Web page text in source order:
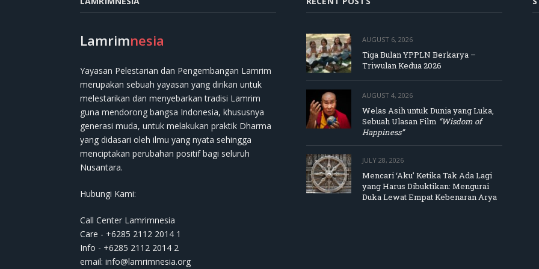
Lamrimnesia
Yayasan Pelestarian dan Pengembangan Lamrim
merupakan sebuah yayasan yang dirikan untuk
melestarikan dan menyebarkan tradisi Lamrim
guna mendorong bangsa Indonesia, khususnya
generasi muda, untuk melakukan praktik Dharma
yang didasari oleh ilmu yang nyata sehingga
menciptakan perubahan positif bagi seluruh
Nusantara.
Hubungi Kami:
Call Center Lamrimnesia
Care - +6285 2112 2014 1
Info - +6285 2112 2014 2
email: info@lamrimnesia.org
AUGUST 6, 2026
Tiga Bulan YPPLN Berkarya –
Triwulan Kedua 2026
AUGUST 4, 2026
Welas Asih untuk Dunia yang Luka,
Sebuah Ulasan Film “Wisdom of
Happiness”
JULY 28, 2026
Mencari ‘Aku’ Ketika Tak Ada Lagi
yang Harus Dibuktikan: Mengurai
Duka Lewat Empat Kebenaran Arya